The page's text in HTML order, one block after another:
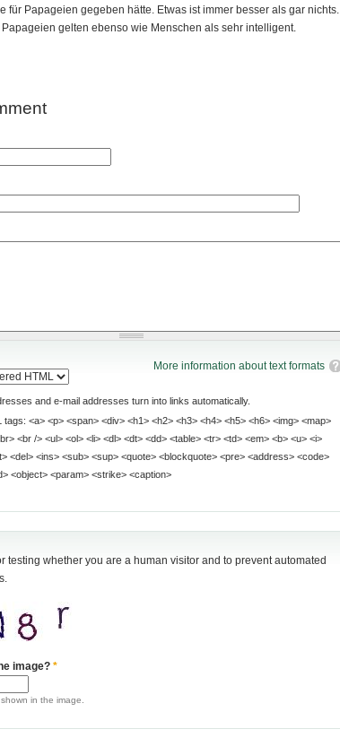
für Papageien gegeben hätte. Etwas ist immer besser als gar nichts.
gelten ebenso wie Menschen als sehr intelligent.
More information about text formats
and e-mail addresses turn into links automatically.
<h5> <h6> <img> <map>
<object> <param> <strike> <caption>
testing whether you are a human visitor and to prevent automated
image?*
in the image.